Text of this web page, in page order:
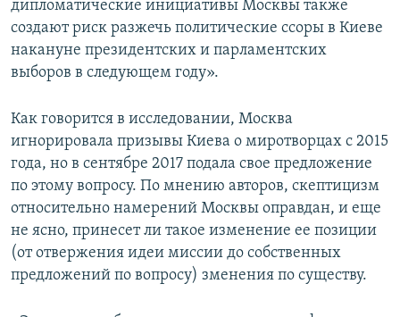
дипломатические инициативы Москвы также
создают риск разжечь политические ссоры в Киеве
накануне президентских и парламентских
выборов в следующем году».
Как говорится в исследовании, Москва
игнорировала призывы Киева о миротворцах с 2015
года, но в сентябре 2017 подала свое предложение
по этому вопросу. По мнению авторов, скептицизм
относительно намерений Москвы оправдан, и еще
не ясно, принесет ли такое изменение ее позиции
(от отвержения идеи миссии до собственных
предложений по вопросу) зменения по существу.